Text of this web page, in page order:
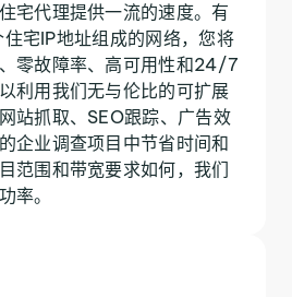
宅代理提供一流的速度。有
宅IP地址组成的网络，您将
零故障率、高可用性和24/7
利用我们无与伦比的可扩展
站抓取、SEO跟踪、广告效
企业调查项目中节省时间和
范围和带宽要求如何，我们
率。